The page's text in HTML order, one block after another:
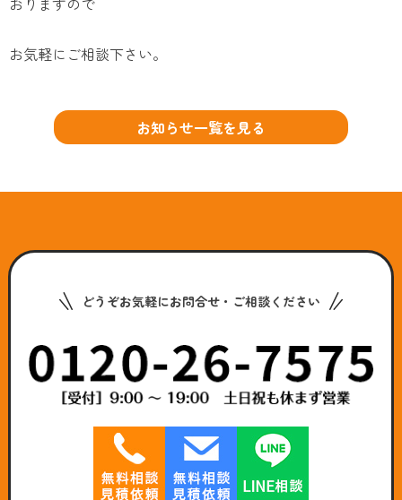
お気軽にご相談下さい。
お知らせ一覧を見る
どうぞお気軽にお問合せ・ご相談ください